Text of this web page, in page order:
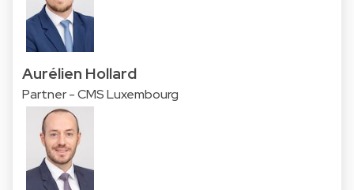
Aurélien Hollard
Partner - CMS Luxembourg